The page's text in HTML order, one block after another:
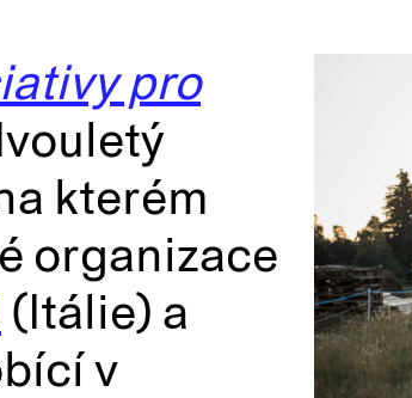
pro
kterém
organizace
(Itálie) a
v